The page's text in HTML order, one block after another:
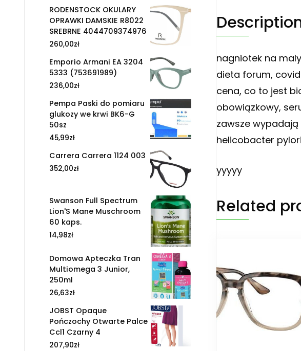
nagniotek na
dieta forum,
cena, co to jest
obowiązkowy,
zawsze wypadają
helicobacter
yyyyy
Related
RODENSTOCK OKULARY
OPRAWKI DAMSKIE R8022
SREBRNE 4044709374976
260,00zł
Emporio Armani EA 3204
5333 (753691989)
236,00zł
Pempa Paski do pomiaru
glukozy we krwi BK6-G
50sz
45,99zł
Carrera Carrera 1124 003
352,00zł
Swanson Full Spectrum
Lion'S Mane Muschroom
60 kaps.
14,98zł
Domowa Apteczka Tran
Multiomega 3 Junior,
250ml
26,63zł
JOBST Opaque
Pończochy Otwarte Palce
Ccl1 Czarny 4
207,90zł